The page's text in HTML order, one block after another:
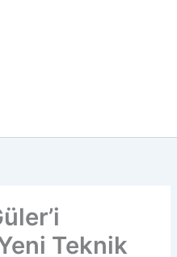
Teknik